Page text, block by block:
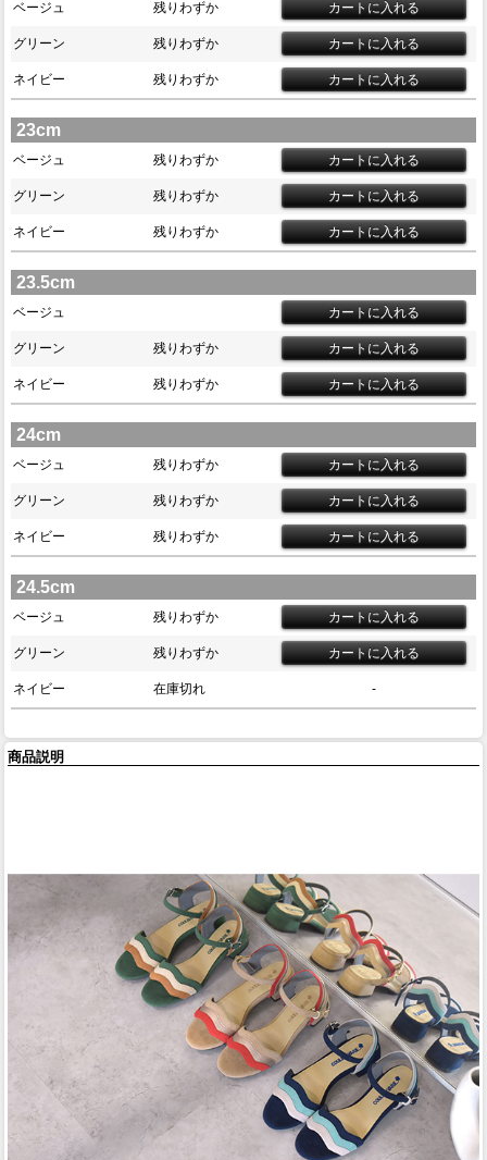
ベージュ 残りわずか
グリーン 残りわずか
ネイビー 残りわずか
23cm
ベージュ 残りわずか
グリーン 残りわずか
ネイビー 残りわずか
23.5cm
ベージュ
グリーン 残りわずか
ネイビー 残りわずか
24cm
ベージュ 残りわずか
グリーン 残りわずか
ネイビー 残りわずか
24.5cm
ベージュ 残りわずか
グリーン 残りわずか
ネイビー 在庫切れ -
商品説明